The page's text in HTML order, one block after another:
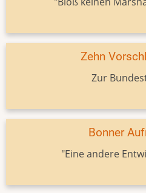
Zehn
Zur
Bonner
"Eine andere